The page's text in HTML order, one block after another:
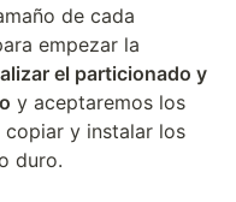
de cada
empezar la
el particionado y
y aceptaremos los
y instalar los
duro.